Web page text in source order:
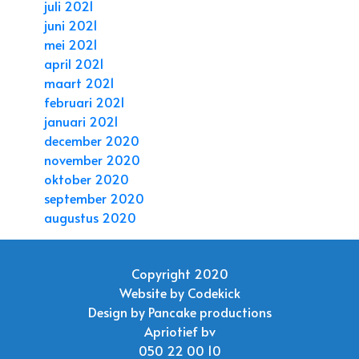
juli 2021
juni 2021
mei 2021
april 2021
maart 2021
februari 2021
januari 2021
december 2020
november 2020
oktober 2020
september 2020
augustus 2020
Copyright 2020
Website by Codekick
Design by Pancake productions
Apriotief bv
050 22 00 10